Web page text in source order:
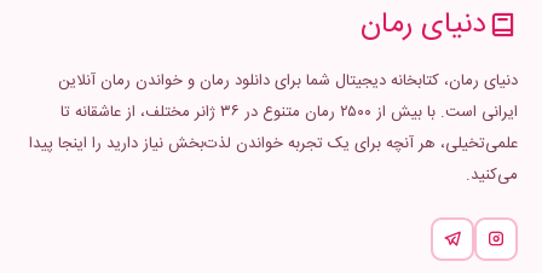
دنیای رمان
دنیای رمان، کتابخانه دیجیتال شما برای دانلود رمان و خواندن رمان آنلاین
ایرانی است. با بیش از ۲۵۰۰ رمان متنوع در ۳۶ ژانر مختلف، از عاشقانه تا
علمی‌تخیلی، هر آنچه برای یک تجربه خواندن لذت‌بخش نیاز دارید را اینجا پیدا
می‌کنید.